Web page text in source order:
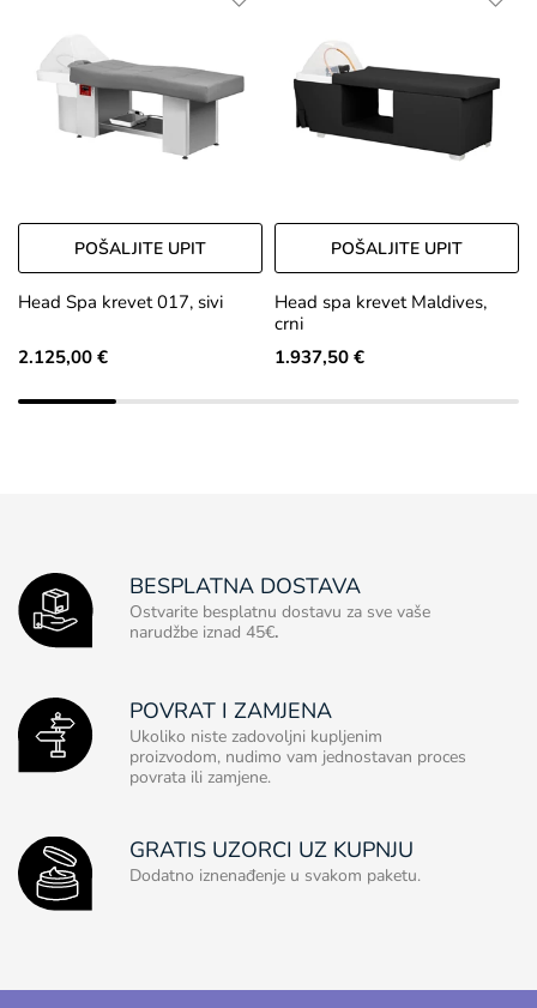
POŠALJITE UPIT
Head Spa krevet 017, sivi
2.125,00 €
POŠALJITE UPIT
Head spa krevet Maldives,
crni
1.937,50 €
BESPLATNA DOSTAVA
Ostvarite besplatnu dostavu za sve vaše
narudžbe iznad 45€.
POVRAT I ZAMJENA
Ukoliko niste zadovoljni kupljenim
proizvodom, nudimo vam jednostavan proces
povrata ili zamjene.
GRATIS UZORCI UZ KUPNJU
Dodatno iznenađenje u svakom paketu.